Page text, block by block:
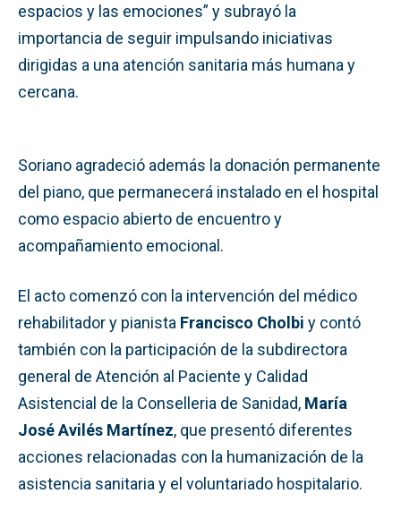
espacios y las emociones” y subrayó la
importancia de seguir impulsando iniciativas
dirigidas a una atención sanitaria más humana y
cercana.
Soriano agradeció además la donación permanente
del piano, que permanecerá instalado en el hospital
como espacio abierto de encuentro y
acompañamiento emocional.
El acto comenzó con la intervención del médico
rehabilitador y pianista Francisco Cholbi y contó
también con la participación de la subdirectora
general de Atención al Paciente y Calidad
Asistencial de la Conselleria de Sanidad, María
José Avilés Martínez, que presentó diferentes
acciones relacionadas con la humanización de la
asistencia sanitaria y el voluntariado hospitalario.